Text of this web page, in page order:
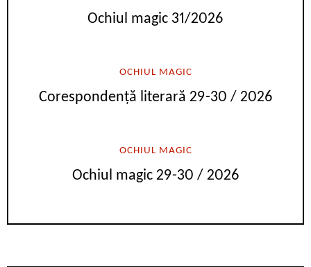
Ochiul magic 31/2026
OCHIUL MAGIC
Corespondență literară 29-30 / 2026
OCHIUL MAGIC
Ochiul magic 29-30 / 2026